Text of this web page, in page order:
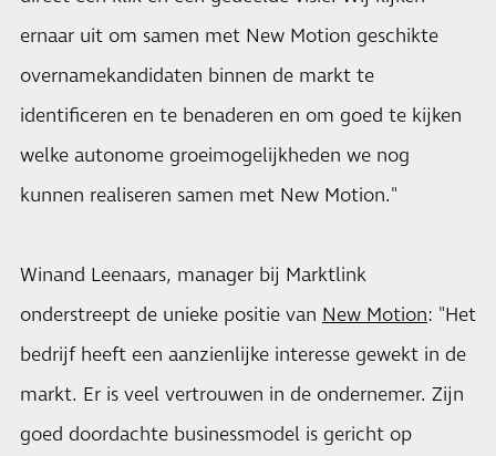
ernaar uit om samen met New Motion geschikte
overnamekandidaten binnen de markt te
identificeren en te benaderen en om goed te kijken
welke autonome groeimogelijkheden we nog
kunnen realiseren samen met New Motion."
Winand Leenaars, manager bij Marktlink
onderstreept de unieke positie van New Motion: "Het
bedrijf heeft een aanzienlijke interesse gewekt in de
markt. Er is veel vertrouwen in de ondernemer. Zijn
goed doordachte businessmodel is gericht op